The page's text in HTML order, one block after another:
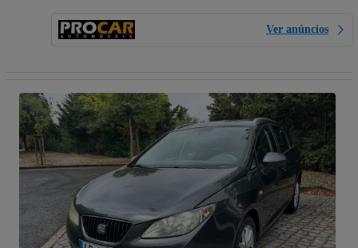
Ver anúncios